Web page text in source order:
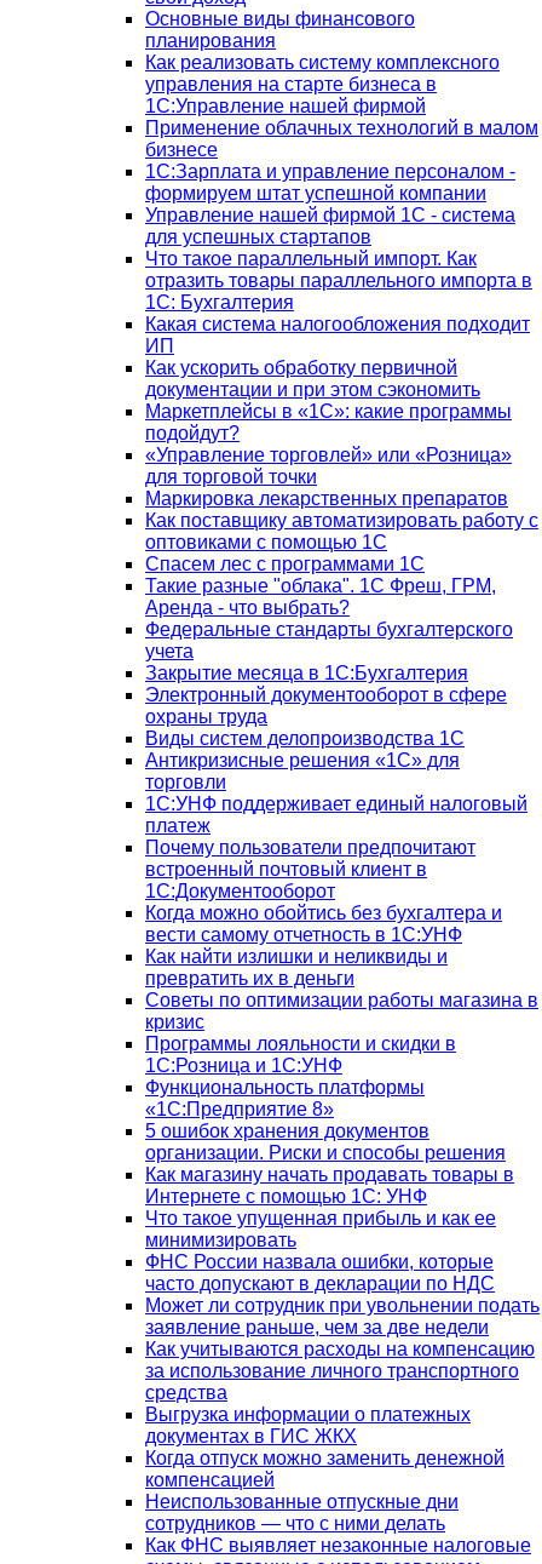
Основные виды финансового
планирования
Как реализовать систему комплексного
управления на старте бизнеса в
1С:Управление нашей фирмой
Применение облачных технологий в малом
бизнесе
1C:Зарплата и управление персоналом -
формируем штат успешной компании
Управление нашей фирмой 1C - система
для успешных стартапов
Что такое параллельный импорт. Как
отразить товары параллельного импорта в
1С: Бухгалтерия
Какая система налогообложения подходит
ИП
Как ускорить обработку первичной
документации и при этом сэкономить
Маркетплейсы в «1С»: какие программы
подойдут?
«Управление торговлей» или «Розница»
для торговой точки
Маркировка лекарственных препаратов
Как поставщику автоматизировать работу с
оптовиками с помощью 1С
Спасем лес с программами 1С
Такие разные "облака". 1С Фреш, ГРМ,
Аренда - что выбрать?
Федеральные стандарты бухгалтерского
учета
Закрытие месяца в 1С:Бухгалтерия
Электронный документооборот в сфере
охраны труда
Виды систем делопроизводства 1C
Антикризисные решения «1С» для
торговли
1С:УНФ поддерживает единый налоговый
платеж
Почему пользователи предпочитают
встроенный почтовый клиент в
1С:Документооборот
Когда можно обойтись без бухгалтера и
вести самому отчетность в 1С:УНФ
Как найти излишки и неликвиды и
превратить их в деньги
Советы по оптимизации работы магазина в
кризис
Программы лояльности и скидки в
1С:Розница и 1С:УНФ
Функциональность платформы
«1С:Предприятие 8»
5 ошибок хранения документов
организации. Риски и способы решения
Как магазину начать продавать товары в
Интернете с помощью 1С: УНФ
Что такое упущенная прибыль и как ее
минимизировать
ФНС России назвала ошибки, которые
часто допускают в декларации по НДС
Может ли сотрудник при увольнении подать
заявление раньше, чем за две недели
Как учитываются расходы на компенсацию
за использование личного транспортного
средства
Выгрузка информации о платежных
документах в ГИС ЖКХ
Когда отпуск можно заменить денежной
компенсацией
Неиспользованные отпускные дни
сотрудников — что с ними делать
Как ФНС выявляет незаконные налоговые